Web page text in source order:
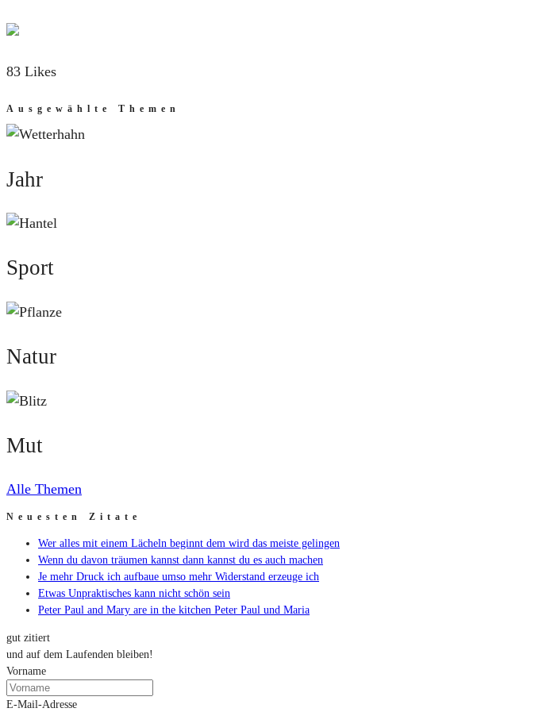
83 Likes
Ausgewählte Themen
Jahr
Jahr
Sport
Sport
Natur
Natur
Mut
Mut
Alle Themen
Neuesten Zitate
Wer alles mit einem Lächeln beginnt dem wird das meiste gelingen
Wenn du davon träumen kannst dann kannst du es auch machen
Je mehr Druck ich aufbaue umso mehr Widerstand erzeuge ich
Etwas Unpraktisches kann nicht schön sein
Peter Paul and Mary are in the kitchen Peter Paul und Maria
gut zitiert
und auf dem Laufenden bleiben!
Vorname
E-Mail-Adresse